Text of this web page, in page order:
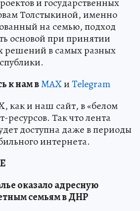
и государственных
Толстыкиной, именно
на семью, подход
основой при принятии
решений в самых разных
к нам вMAXиTelegram
как и наш сайт, в «белом
ресурсов. Так что лента
доступна даже в периоды
интернета.
оказало адресную
семьям в ДНР